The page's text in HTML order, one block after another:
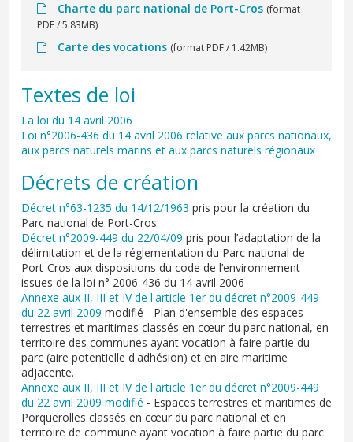
Charte du parc national de Port-Cros (format
PDF / 5.83MB)
Carte des vocations (format PDF / 1.42MB)
Textes de loi
La loi du 14 avril 2006
Loi n°2006-436 du 14 avril 2006 relative aux parcs nationaux,
aux parcs naturels marins et aux parcs naturels régionaux
Décrets de création
Décret n°63-1235 du 14/12/1963 pris pour la création du
Parc national de Port-Cros
Décret n°2009-449 du 22/04/09 pris pour l’adaptation de la
délimitation et de la réglementation du Parc national de
Port-Cros aux dispositions du code de l’environnement
issues de la loi n° 2006-436 du 14 avril 2006
Annexe aux II, III et IV de l'article 1er du décret n°2009-449
du 22 avril 2009 modifié - Plan d'ensemble des espaces
terrestres et maritimes classés en cœur du parc national, en
territoire des communes ayant vocation à faire partie du
parc (aire potentielle d'adhésion) et en aire maritime
adjacente.
Annexe aux II, III et IV de l'article 1er du décret n°2009-449
du 22 avril 2009 modifié - Espaces terrestres et maritimes de
Porquerolles classés en cœur du parc national et en
territoire de commune ayant vocation à faire partie du parc